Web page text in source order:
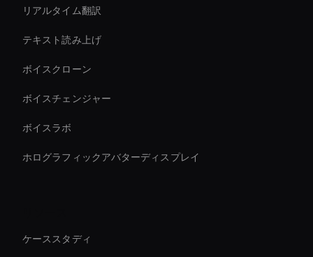
リアルタイム翻訳
テキスト読み上げ
ボイスクローン
ボイスチェンジャー
ボイスラボ
ホログラフィックアバターディスプレイ
ケーススタディ